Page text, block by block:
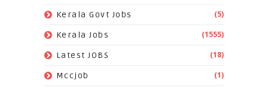
Kerala Govt Jobs (5)
Kerala Jobs (1555)
Latest JOBS (18)
Mccjob (1)